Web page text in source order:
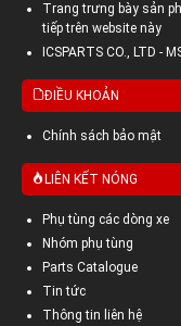
Trang trưng bày sản
tiếp trên website này
ICSPARTS CO., LTD -
ĐIỀU KHOẢN
Chính sách bảo mật
LIÊN KẾT NÓNG
Phụ tùng các dòng xe
Nhóm phụ tùng
Parts Catalogue
Tin tức
Thông tin liên hệ